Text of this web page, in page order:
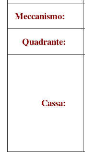
Meccanismo:
Quadrante:
Cassa: